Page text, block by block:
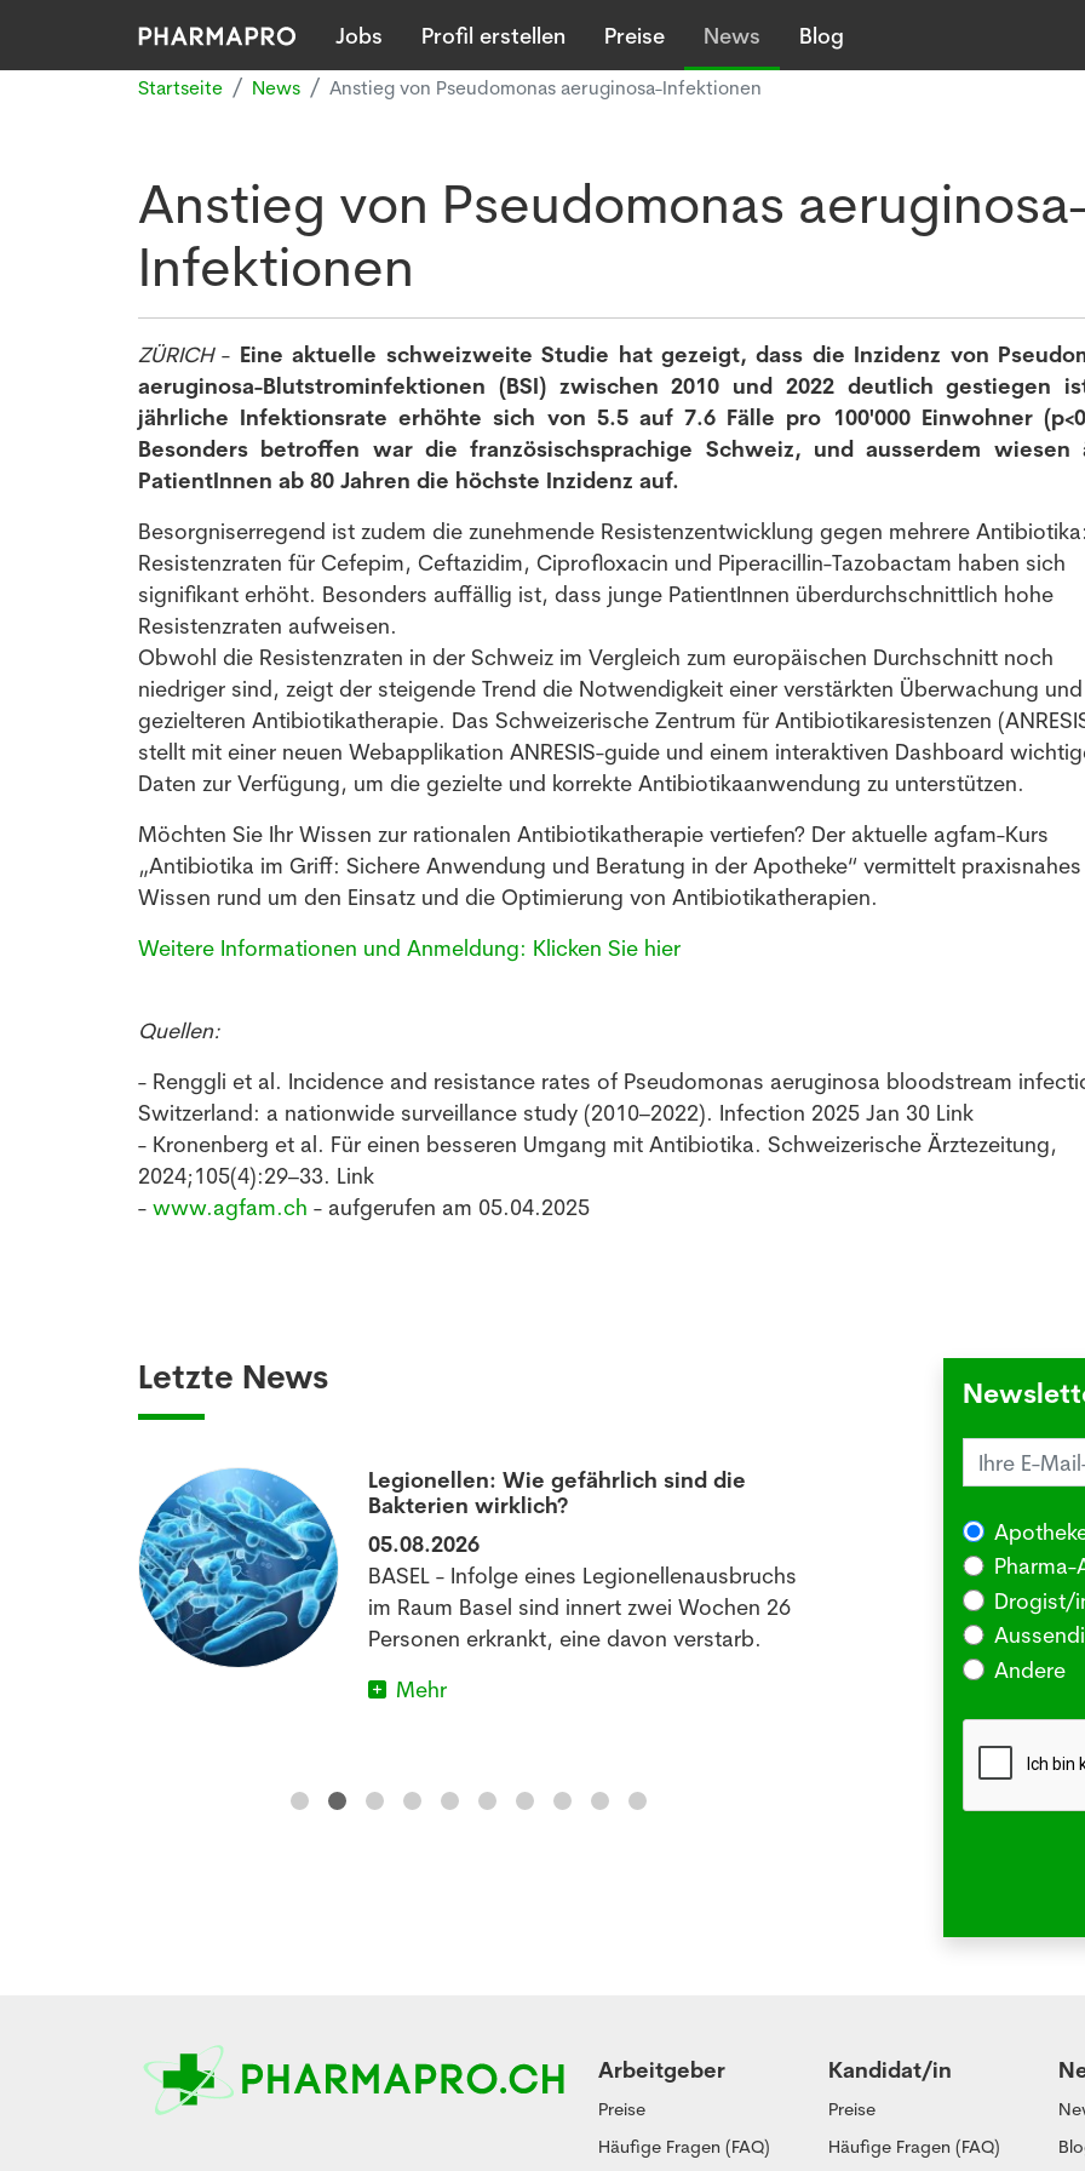
Jobs Profil erstellen Preise News Blog
Startseite News Anstieg von Pseudomonas aeruginosa-Infektionen
Anstieg von Pseudomonas
Infektionen
ZÜRICH- Eine aktuelle schweizweite Studie hat gezeigt, dass die Inzidenz von
aeruginosa-Blutstrominfektionen (BSI) zwischen 2010 und 2022 deutlich gestiegen
jährliche Infektionsrate erhöhte sich von 5.5 auf 7.6 Fälle pro 100'000 Einwohner
Besonders betroffen war die französischsprachige Schweiz, und ausserdem wiesen
PatientInnen ab 80 Jahren die höchste Inzidenz auf.
Besorgniserregend ist zudem die zunehmende Resistenzentwicklung gegen mehrere
Resistenzraten für Cefepim, Ceftazidim, Ciprofloxacin und Piperacillin-Tazobactam haben sich
signifikant erhöht. Besonders auffällig ist, dass junge PatientInnen überdurchschnittlich hohe
Resistenzraten aufweisen.
Obwohl die Resistenzraten in der Schweiz im Vergleich zum europäischen Durchschnitt noch
niedriger sind, zeigt der steigende Trend die Notwendigkeit einer verstärkten Überwachung und
gezielteren Antibiotikatherapie. Das Schweizerische Zentrum für Antibiotikaresistenzen
stellt mit einer neuen Webapplikation ANRESIS-guide und einem interaktiven Dashboard
Daten zur Verfügung, um die gezielte und korrekte Antibiotikaanwendung zu unterstützen.
Möchten Sie Ihr Wissen zur rationalen Antibiotikatherapie vertiefen? Der aktuelle agfam-Kurs
„Antibiotika im Griff: Sichere Anwendung und Beratung in der Apotheke“ vermittelt praxisnahes
Wissen rund um den Einsatz und die Optimierung von Antibiotikatherapien.
Weitere Informationen und Anmeldung: Klicken Sie hier
Quellen:
- Renggli et al. Incidence and resistance rates of Pseudomonas aeruginosa bloodstream
Switzerland: a nationwide surveillance study (2010–2022). Infection 2025 Jan 30 Link
- Kronenberg et al. Für einen besseren Umgang mit Antibiotika. Schweizerische Ärztezeitung,
2024;105(4):29–33. Link
- www.agfam.ch - aufgerufen am 05.04.2025
Letzte News
Legionellen: Wie gefährlich sind die
Bakterien wirklich?
05.08.2026
BASEL - Infolge eines Legionellenausbruchs
im Raum Basel sind innert zwei Wochen 26
Personen erkrankt, eine davon verstarb.
Mehr
oder
Drogist/
Andere
Arbeitgeber
Preise
Häufige Fragen (FAQ)
Kandidat/in
Preise
Häufige Fragen (FAQ)